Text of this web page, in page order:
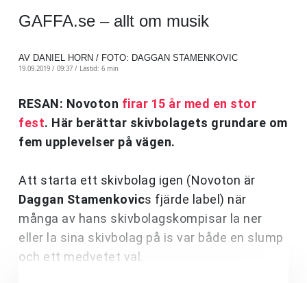
GAFFA.se – allt om musik
AV DANIEL HORN / FOTO: DAGGAN STAMENKOVIC
19.09.2019 / 09:37 / Lästid: 6 min
RESAN: Novoton firar 15 år med en stor
fest. Här berättar skivbolagets grundare om
fem upplevelser på vägen.
Att starta ett skivbolag igen (Novoton är
Daggan Stamenkovics fjärde label) när
många av hans skivbolagskompisar la ner
eller la sina skivbolag på is var både en slump
och ett medvetet val.